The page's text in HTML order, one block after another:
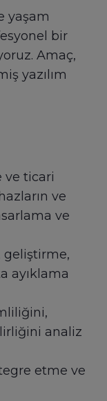
yaşam
bir
Amaç,
yazılım
ve ticari
ve
ve
geliştirme,
ayıklama
analiz
etme ve